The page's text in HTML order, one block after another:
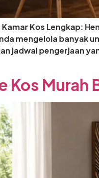
Kos Lengkap:
mengelola banyak
jadwal pengerjaan
Kos Murah